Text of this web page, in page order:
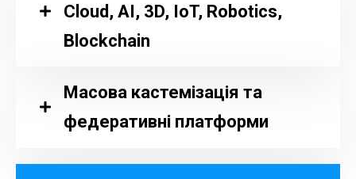
Cloud, AI, 3D, IoT, Robotics,
Blockchain
Масова кастемізація та
федеративні платформи